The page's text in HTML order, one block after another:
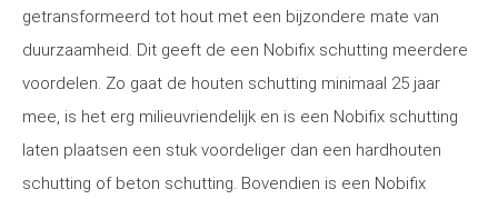
getransformeerd tot hout met een bijzondere mate van
duurzaamheid. Dit geeft de een Nobifix schutting meerdere
voordelen. Zo gaat de houten schutting minimaal 25 jaar
mee, is het erg milieuvriendelijk en is een Nobifix schutting
laten plaatsen een stuk voordeliger dan een hardhouten
schutting of beton schutting. Bovendien is een Nobifix